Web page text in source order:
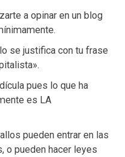
a opinar en un blog
se justifica con tu frase
pues lo que ha
es LA
pueden entrar en las
o pueden hacer leyes